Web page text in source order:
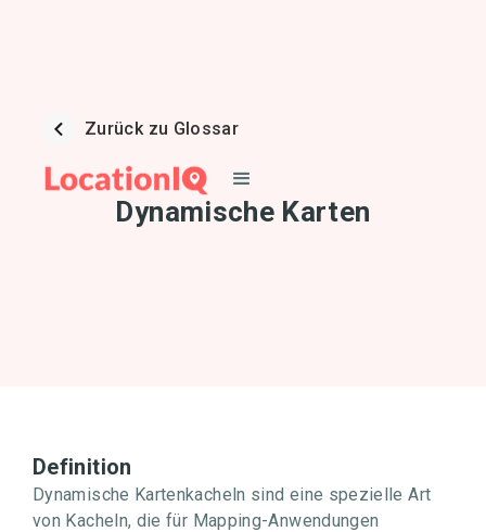
Zurück zu Glossar
Dynamische Karten
Definition
Dynamische Kartenkacheln sind eine spezielle Art
von Kacheln, die für Mapping-Anwendungen